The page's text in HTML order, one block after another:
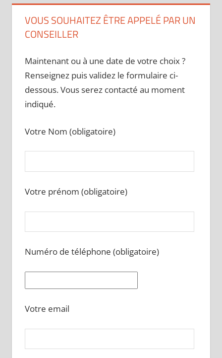
VOUS SOUHAITEZ ÊTRE APPELÉ PAR UN
CONSEILLER
Maintenant ou à une date de votre choix ?
Renseignez puis validez le formulaire ci-
dessous. Vous serez contacté au moment
indiqué.
Votre Nom (obligatoire)
Votre prénom (obligatoire)
Numéro de téléphone (obligatoire)
Votre email